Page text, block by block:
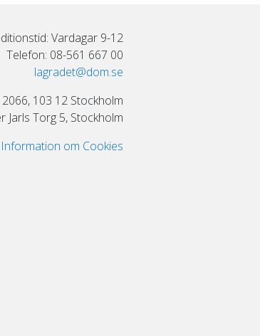
Vardagar 9-12
Telefon: 08-561 667 00
lagradet@dom.se
103 12 Stockholm
Jarls Torg 5, Stockholm
Information om Cookies